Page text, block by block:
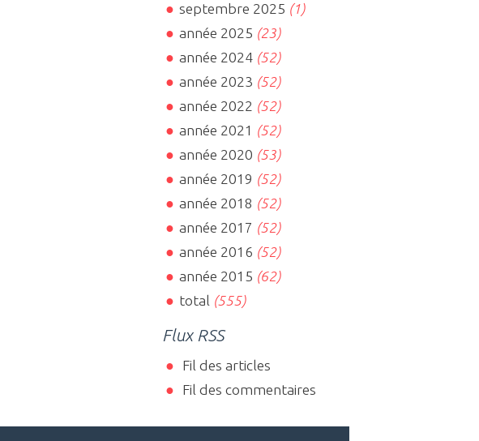
septembre 2025 (1)
année 2025 (23)
année 2024(52)
année 2023 (52)
année 2022 (52)
année 2021 (52)
année 2020 (53)
année 2019 (52)
année 2018 (52)
année 2017 (52)
année 2016 (52)
année 2015 (62)
total (555)
Flux RSS
Fil des articles
Fil des commentaires